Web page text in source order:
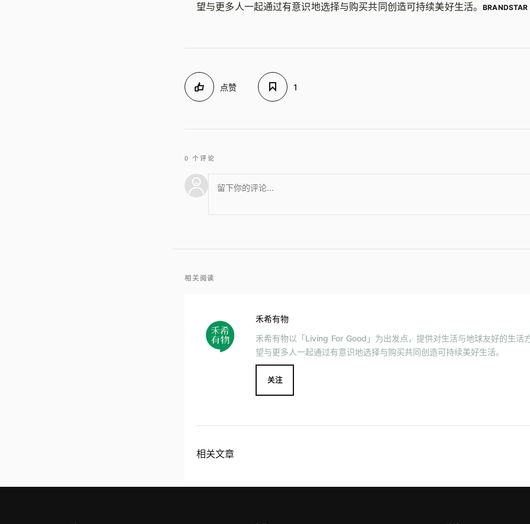
望与更多人一起通过有意识地选择与购买共同创造可持续美好生活。BRANDSTAR
点赞 1
0 个评论
相关阅读
禾希有物
禾希有物以「Living For Good」为出发点，提供对生活与地球友好的生活
望与更多人一起通过有意识地选择与购买共同创造可持续美好生活。
关注
相关文章